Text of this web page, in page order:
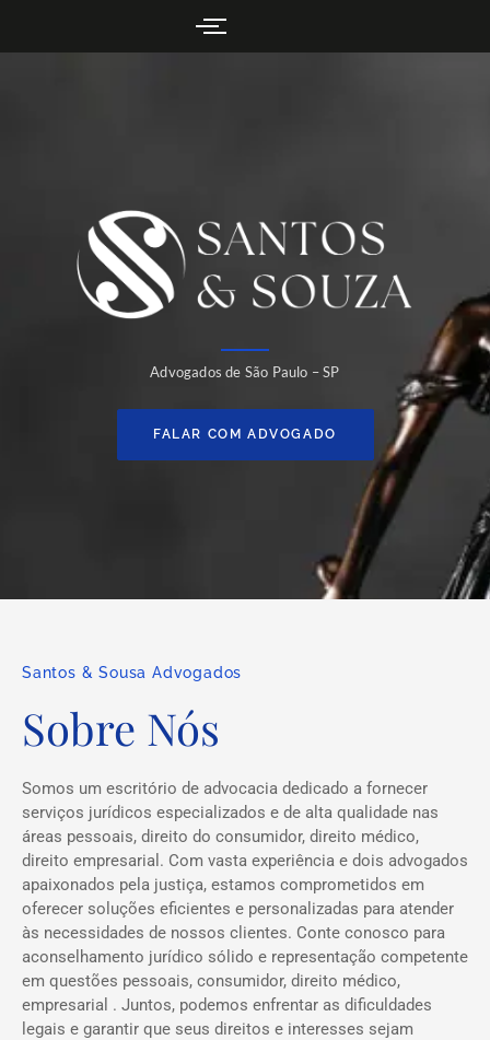
Advogados de São Paulo – SP
FALAR COM ADVOGADO
Santos & Sousa Advogados
Sobre Nós
Somos um escritório de advocacia dedicado a fornecer
serviços jurídicos especializados e de alta qualidade nas
áreas pessoais, direito do consumidor, direito médico,
direito empresarial. Com vasta experiência e dois advogados
apaixonados pela justiça, estamos comprometidos em
oferecer soluções eficientes e personalizadas para atender
às necessidades de nossos clientes. Conte conosco para
aconselhamento jurídico sólido e representação competente
em questões pessoais, consumidor, direito médico,
empresarial . Juntos, podemos enfrentar as dificuldades
legais e garantir que seus direitos e interesses sejam